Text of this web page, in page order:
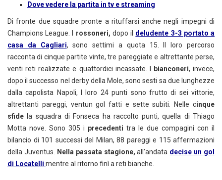
Dove vedere la partita in tv e streaming
Di fronte due squadre pronte a rituffarsi anche negli impegni di
Champions League. I rossoneri, dopo il deludente 3-3 portato a
casa da Cagliari, sono settimi a quota 15. Il loro percorso
racconta di cinque partite vinte, tre pareggiate e altrettante perse,
venti reti realizzate e quattordici incassate. I
bianconeri, invece,
dopo il successo nel derby della Mole, sono sesti sa due lunghezze
dalla capolista Napoli, I loro 24 punti sono frutto di sei vittorie,
altrettanti pareggi, ventun gol fatti e sette subiti. Nelle cinque
sfide la squadra di Fonseca ha raccolto punti, quella di Thiago
Motta nove. Sono 305 i precedenti tra le due compagini con il
bilancio di 101 successi del Milan, 88 pareggi e 115 affermazioni
della Juventus. Nella passata stagione,all’andata decise un gol
di Locatelli mentre al ritorno finì a reti bianche.